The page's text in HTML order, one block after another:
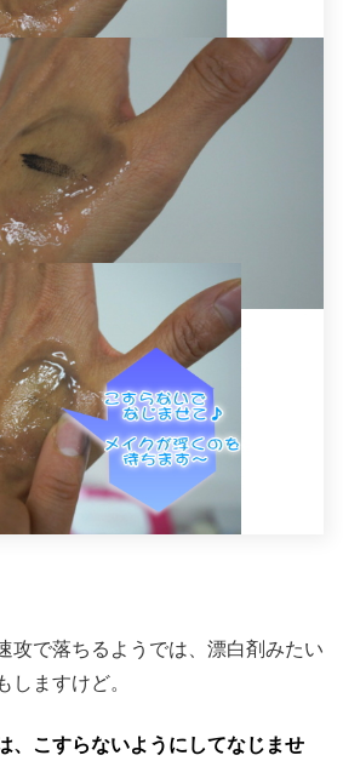
攻で落ちるようでは、漂白剤みたい
しますけど。
、こすらないようにしてなじませ